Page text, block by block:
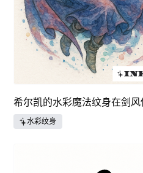
希尔凯的水彩魔法纹身在剑风
水彩纹身